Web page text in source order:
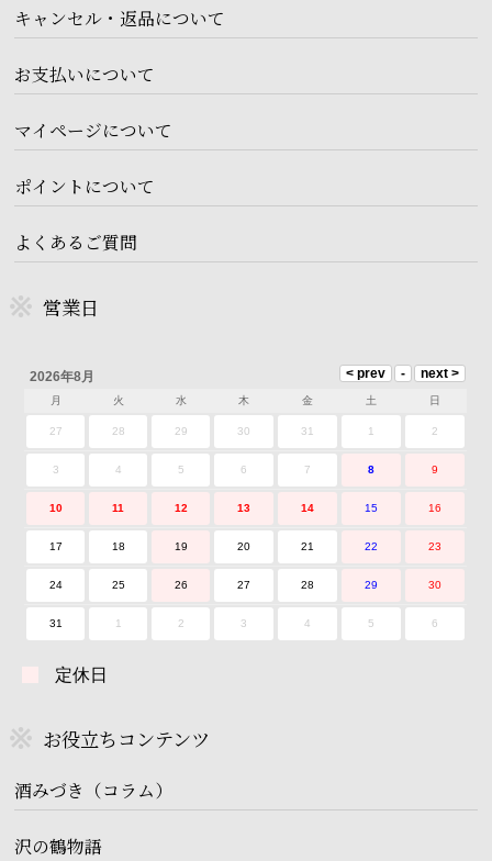
キャンセル・返品について
お支払いについて
マイページについて
ポイントについて
よくあるご質問
営業日
2026年8月
月 火 水 木 金 土 日
27 28 29 30 31 1 2
3 4 5 6 7 8 9
10 11 12 13 14 15 16
17 18 19 20 21 22 23
24 25 26 27 28 29 30
31 1 2 3 4 5 6
定休日
お役立ちコンテンツ
酒みづき（コラム）
沢の鶴物語